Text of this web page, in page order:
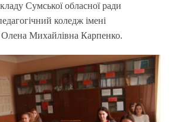
Сумської обласної ради
коледж імені
Михайлівна Карпенко.